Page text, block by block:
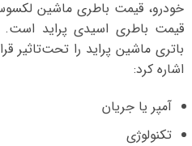
قیمت باطری اسیدی پراید است.
باتری ماشین پراید را تحت‌تاثیر
اشاره کرد:
آمپر یا جریان
تکنولوژی